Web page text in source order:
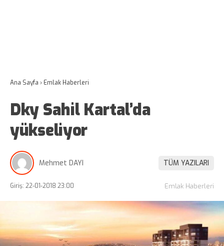
Ana Sayfa › Emlak Haberleri
Dky Sahil Kartal’da
yükseliyor
Mehmet DAYI TÜM YAZILARI
Giriş: 22-01-2018 23:00 Emlak Haberleri